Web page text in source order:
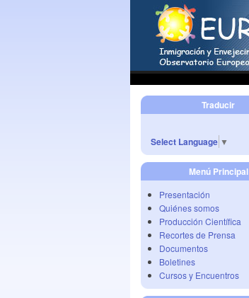
Traducir
Select Language ▼
Menú Principal
Presentación
Quiénes somos
Producción Científica
Recortes de Prensa
Documentos
Boletines
Cursos y Encuentros